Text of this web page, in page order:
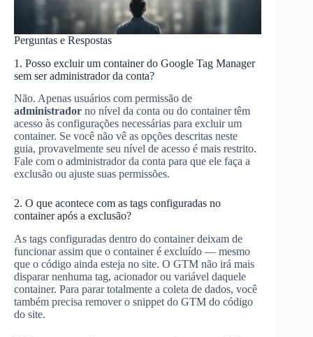
Perguntas e Respostas
1. Posso excluir um container do Google Tag Manager
sem ser administrador da conta?
Não. Apenas usuários com permissão de
administrador no nível da conta ou do container têm
acesso às configurações necessárias para excluir um
container. Se você não vê as opções descritas neste
guia, provavelmente seu nível de acesso é mais restrito.
Fale com o administrador da conta para que ele faça a
exclusão ou ajuste suas permissões.
2. O que acontece com as tags configuradas no
container após a exclusão?
As tags configuradas dentro do container deixam de
funcionar assim que o container é excluído — mesmo
que o código ainda esteja no site. O GTM não irá mais
disparar nenhuma tag, acionador ou variável daquele
container. Para parar totalmente a coleta de dados, você
também precisa remover o snippet do GTM do código
do site.